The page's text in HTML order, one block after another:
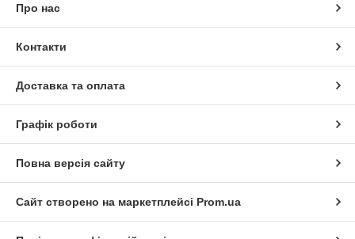
Про нас
Контакти
Доставка та оплата
Графік роботи
Повна версія сайту
Сайт створено на маркетплейсі Prom.ua